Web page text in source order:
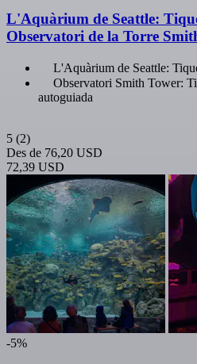
L'Aquàrium de Seattle:
Observatori de la Torre
L'Aquàrium de Seattle:
Observatori Smith Tower:
autoguiada
5 (2)
Des de 76,20 USD
72,39 USD
-5%